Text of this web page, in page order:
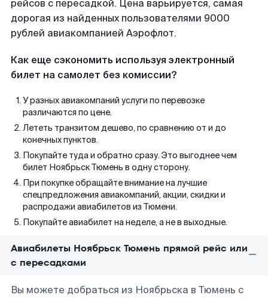
рейсов с пересадкой. Цена варьируется, самая
дорогая из найденных пользователями 9000
рублей авиакомпанией Аэрофлот.
Как еще сэкономить используя электронный
билет на самолет без комиссии?
У разных авиакомпаний услуги по перевозке
различаются по цене.
Лететь транзитом дешево, по сравнению от и до
конечных пунктов.
Покупайте туда и обратно сразу. Это выгоднее чем
билет Ноябрьск Тюмень в одну сторону.
При покупке обращайте внимание на лучшие
спецпредложения авиакомпаний, акции, скидки и
распродажи авиабилетов из Тюмени.
Покупайте авиабилет на неделе, а не в выходные.
Авиабилеты Ноябрьск Тюмень прямой рейс или
с пересадками
Вы можете добраться из Ноябрьска в Тюмень с